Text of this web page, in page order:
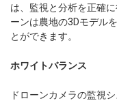
は、監視と分析を正確
ーンは農地の3Dモデル
とができます。
ホワイトバランス
ドローンカメラの監視